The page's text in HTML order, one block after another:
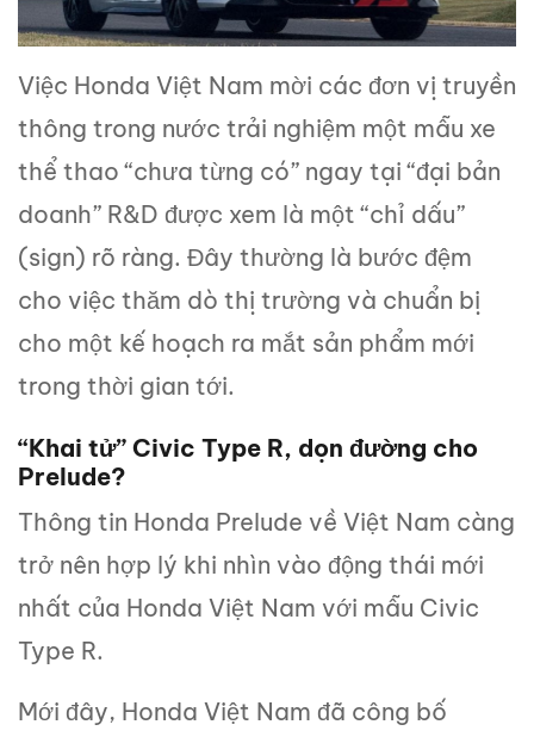
Việc Honda Việt Nam mời các đơn vị truyền
thông trong nước trải nghiệm một mẫu xe
thể thao “chưa từng có” ngay tại “đại bản
doanh” R&D được xem là một “chỉ dấu”
(sign) rõ ràng. Đây thường là bước đệm
cho việc thăm dò thị trường và chuẩn bị
cho một kế hoạch ra mắt sản phẩm mới
trong thời gian tới.
“Khai tử” Civic Type R, dọn đường cho
Prelude?
Thông tin Honda Prelude về Việt Nam càng
trở nên hợp lý khi nhìn vào động thái mới
nhất của Honda Việt Nam với mẫu Civic
Type R.
Mới đây, Honda Việt Nam đã công bố